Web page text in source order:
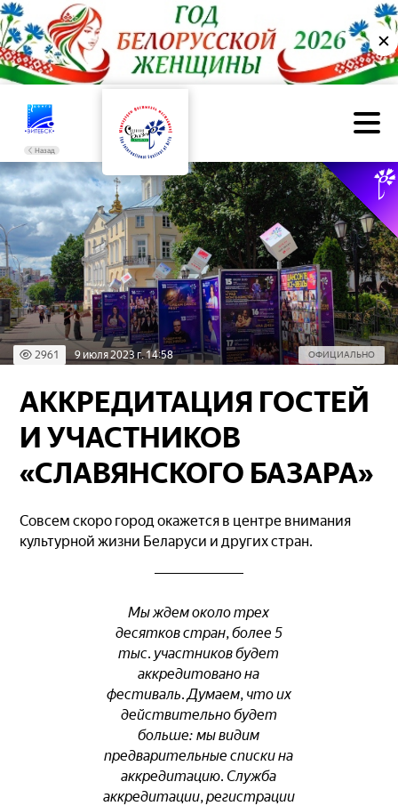
✕
Назад
2961 9 июля 2023 г. 14:58 ОФИЦИАЛЬНО
АККРЕДИТАЦИЯ ГОСТЕЙ
И УЧАСТНИКОВ
«СЛАВЯНСКОГО БАЗАРА»
Совсем скоро город окажется в центре внимания
культурной жизни Беларуси и других стран.
Мы ждем около трех
десятков стран, более 5
тыс. участников будет
аккредитовано на
фестиваль. Думаем, что их
действительно будет
больше: мы видим
предварительные списки на
аккредитацию. Служба
аккредитации, регистрации